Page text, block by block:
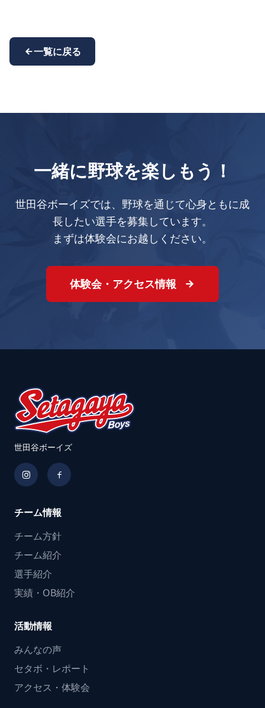
一覧に戻る
一緒に野球を楽しもう！
世田谷ボーイズでは、野球を通じて心身ともに成
長したい選手を募集しています。
まずは体験会にお越しください。
体験会・アクセス情報
世田谷ボーイズ
チーム情報
チーム方針
チーム紹介
選手紹介
実績・OB紹介
活動情報
みんなの声
セタボ・レポート
アクセス・体験会